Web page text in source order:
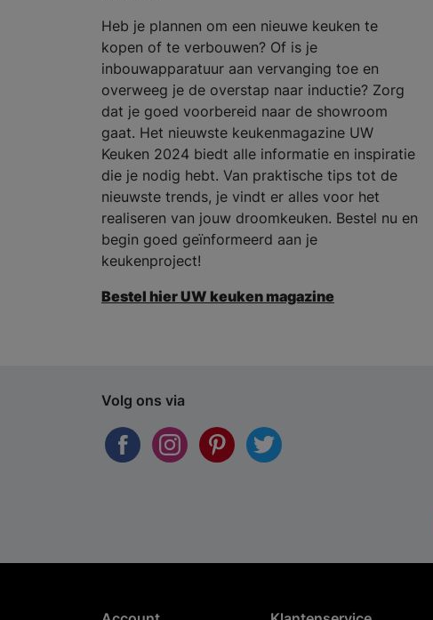
Heb je plannen om een nieuwe keuken te
kopen of te verbouwen? Of is je
inbouwapparatuur aan vervanging toe en
overweeg je de overstap naar inductie? Zorg
dat je goed voorbereid naar de showroom
gaat. Het nieuwste keukenmagazine UW
Keuken 2024 biedt alle informatie en inspiratie
die je nodig hebt. Van praktische tips tot de
nieuwste trends, je vindt er alles voor het
realiseren van jouw droomkeuken. Bestel nu en
begin goed geïnformeerd aan je
keukenproject!
Bestel hier UW keuken magazine
Volg ons via